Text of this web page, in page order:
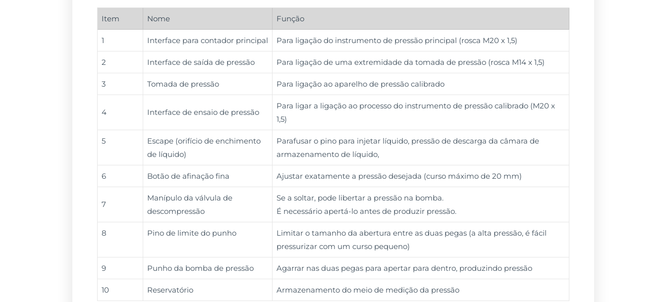
Item Nome Função
1 Interface para contador principal Para ligação do instrumento de pressão principal (rosca M20 x 1,5)
2 Interface de saída de pressão Para ligação de uma extremidade da tomada de pressão (rosca M14 x 1,5)
3 Tomada de pressão Para ligação ao aparelho de pressão calibrado
4 Interface de ensaio de pressão
Para ligar a ligação ao processo do instrumento de pressão calibrado (M20 x
1,5)
5
Escape (orifício de enchimento
de líquido)
Parafusar o pino para injetar líquido, pressão de descarga da câmara de
armazenamento de líquido,
6 Botão de afinação fina Ajustar exatamente a pressão desejada (curso máximo de 20 mm)
7
Manípulo da válvula de
descompressão
Se a soltar, pode libertar a pressão na bomba.
É necessário apertá-lo antes de produzir pressão.
8 Pino de limite do punho
Limitar o tamanho da abertura entre as duas pegas (a alta pressão, é fácil
pressurizar com um curso pequeno)
9 Punho da bomba de pressão Agarrar nas duas pegas para apertar para dentro, produzindo pressão
10 Reservatório Armazenamento do meio de medição da pressão